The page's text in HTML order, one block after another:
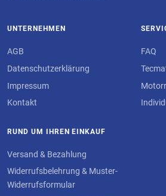
UNTERNEHMEN
AGB
Datenschutzerklärung
Impressum
Kontakt
FAQ
RUND UM IHREN EINKAUF
Versand & Bezahlung
Widerrufsbelehrung & Muster-
Widerrufsformular